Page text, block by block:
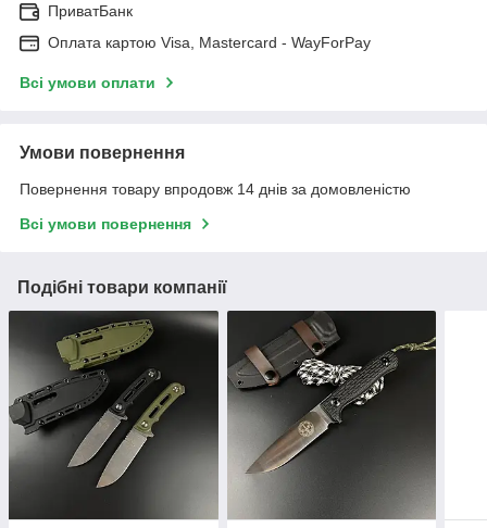
ПриватБанк
Оплата картою Visa, Mastercard - WayForPay
Всі умови оплати
Умови повернення
Повернення товару впродовж 14 днів за домовленістю
Всі умови повернення
Подібні товари компанії